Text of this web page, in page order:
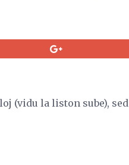
(vidu la liston sube), sed